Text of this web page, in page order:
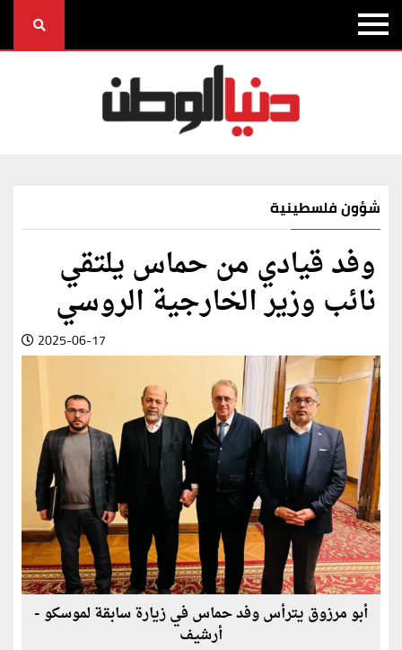
شؤون فلسطينية
وفد قيادي من حماس يلتقي
نائب وزير الخارجية الروسي
2025-06-17
أبو مرزوق يترأس وفد حماس في زيارة سابقة لموسكو -
أرشيف